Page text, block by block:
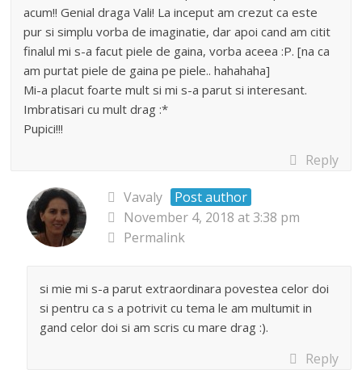
acum!! Genial draga Vali! La inceput am crezut ca este
pur si simplu vorba de imaginatie, dar apoi cand am citit
finalul mi s-a facut piele de gaina, vorba aceea :P. [na ca
am purtat piele de gaina pe piele.. hahahaha]
Mi-a placut foarte mult si mi s-a parut si interesant.
Imbratisari cu mult drag :*
Pupici!!!
Reply
Vavaly
Post author
November 4, 2018 at 3:38 pm
Permalink
si mie mi s-a parut extraordinara povestea celor doi
si pentru ca s a potrivit cu tema le am multumit in
gand celor doi si am scris cu mare drag :).
Reply